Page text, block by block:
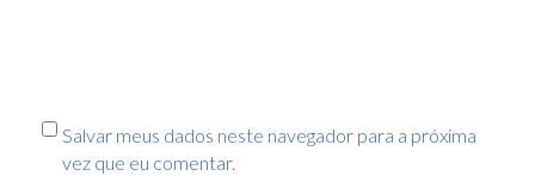
Salvar meus dados neste navegador para a próxima
vez que eu comentar.